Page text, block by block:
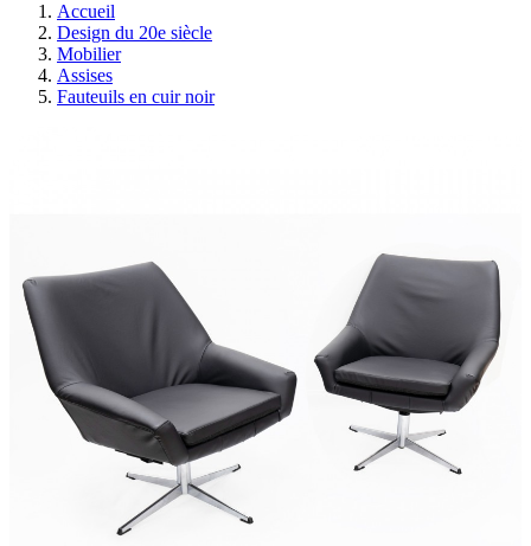
Accueil
Design du 20e siècle
Mobilier
Assises
Fauteuils en cuir noir